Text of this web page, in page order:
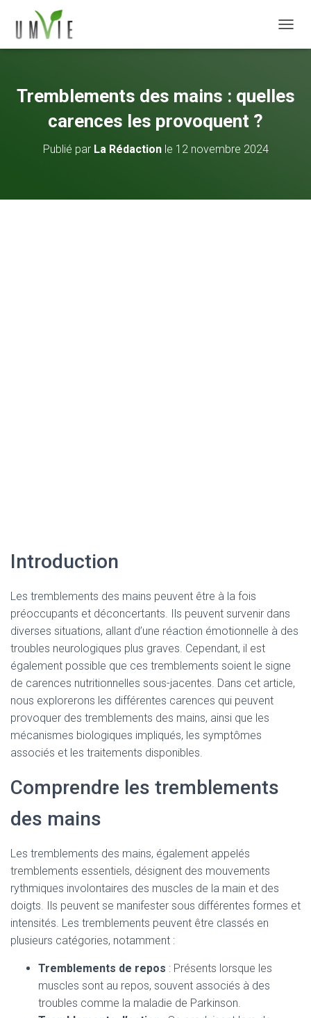
Tremblements des mains : quelles
carences les provoquent ?
Publié par La Rédactionle 12 novembre 2024
Introduction
Les tremblements des mains peuvent être à la fois
préoccupants et déconcertants. Ils peuvent survenir dans
diverses situations, allant d’une réaction émotionnelle à des
troubles neurologiques plus graves. Cependant, il est
également possible que ces tremblements soient le signe
de carences nutritionnelles sous-jacentes. Dans cet article,
nous explorerons les différentes carences qui peuvent
provoquer des tremblements des mains, ainsi que les
mécanismes biologiques impliqués, les symptômes
associés et les traitements disponibles.
Comprendre les tremblements
des mains
Les tremblements des mains, également appelés
tremblements essentiels, désignent des mouvements
rythmiques involontaires des muscles de la main et des
doigts. Ils peuvent se manifester sous différentes formes et
intensités. Les tremblements peuvent être classés en
plusieurs catégories, notamment :
Tremblements de repos : Présents lorsque les
muscles sont au repos, souvent associés à des
troubles comme la maladie de Parkinson.